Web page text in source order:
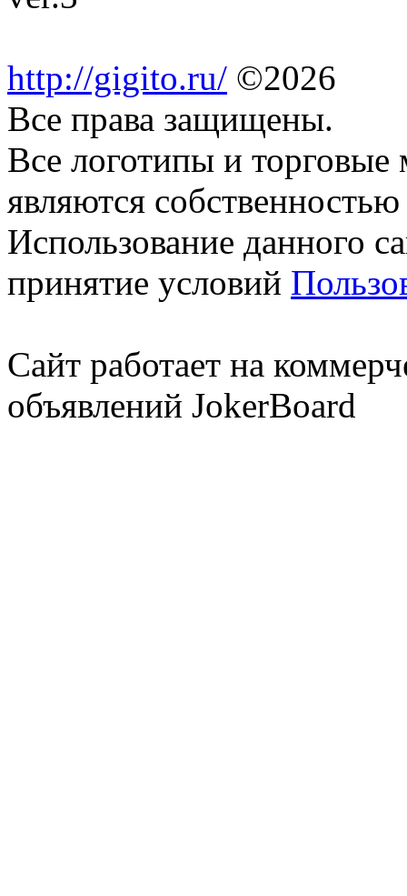
http://gigito.ru/ ©2026
Все права защищены.
Все логотипы и торговые
являются
Использование данного
принятие условий
Сайт работает на
объявлений JokerBoard